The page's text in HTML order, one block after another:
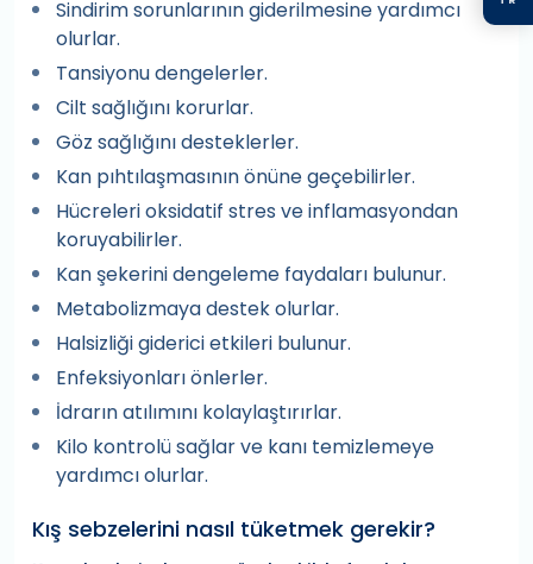
Sindirim sorunlarının giderilmesine yardımcı
olurlar.
Tansiyonu dengelerler.
Cilt sağlığını korurlar.
Göz sağlığını desteklerler.
Kan pıhtılaşmasının önüne geçebilirler.
Hücreleri oksidatif stres ve inflamasyondan
koruyabilirler.
Kan şekerini dengeleme faydaları bulunur.
Metabolizmaya destek olurlar.
Halsizliği giderici etkileri bulunur.
Enfeksiyonları önlerler.
İdrarın atılımını kolaylaştırırlar.
Kilo kontrolü sağlar ve kanı temizlemeye
yardımcı olurlar.
Kış sebzelerini nasıl tüketmek gerekir?